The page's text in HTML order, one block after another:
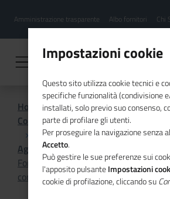
contenuto
Menu
hamburgher
Amministrazione trasparente Albo fornitori Chi
Home
Comunicazione istituzionale per il
Agenda
Formazione dei segretari generali
commercio
Impostazioni cookie
Questo sito utilizza cookie tecnici e
specifiche funzionalità (condivisione
installati, solo previo suo consenso,
parte di profilare gli utenti.
Per proseguire la navigazione senza
Accetto.
Può gestire le sue preferenze sui
l'apposito pulsanteImpostazioni
cookie di profilazione, cliccando su